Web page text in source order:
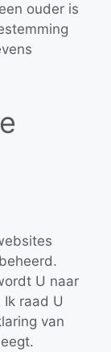
ouder is
U naar
raad U
van